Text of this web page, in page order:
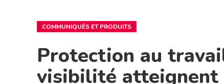
COMMUNIQUÉS ET PRODUITS
Protection au
visibilité atteignent